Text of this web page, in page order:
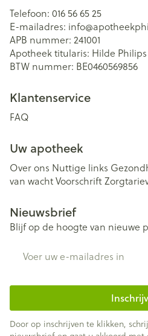
Telefoon: 016 56 65 25
E-mailadres: info@
APB nummer: 241001
Apotheek titularis: Hilde Philips
BTW nummer: BE0460569856
Klantenservice
FAQ
Uw apotheek
Over ons Nuttige links
van wachtVoorschrift
Nieuwsbrief
Blijf op de hoogte van nieuwe
Door op inschrijven te klikken,